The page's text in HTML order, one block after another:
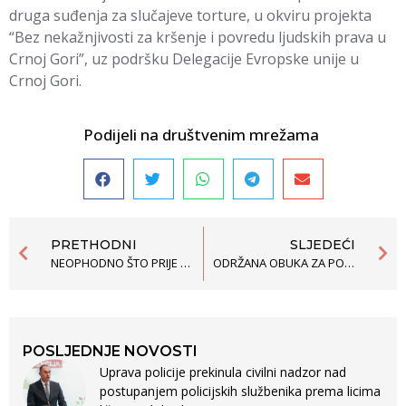
druga suđenja za slučajeve torture, u okviru projekta
“Bez nekažnjivosti za kršenje i povredu ljudskih prava u
Crnoj Gori”, uz podršku Delegacije Evropske unije u
Crnoj Gori.
Podijeli na društvenim mrežama
PRETHODNI
NEOPHODNO ŠTO PRIJE PRIPREMITI PLATFORMU O SARADNJI ŽENSKIH ODBORNIČKIH KLUBOVA
SLJEDEĆI
ODRŽANA OBUKA ZA POLICIJU, TUŽIOCE I SUDIJE O EFIKASNOM ISTRAŽIVANJU TORTURE I KRŠENJIMA LJUDSKIH PRAVA
POSLJEDNJE NOVOSTI
Uprava policije prekinula civilni nadzor nad
postupanjem policijskih službenika prema licima